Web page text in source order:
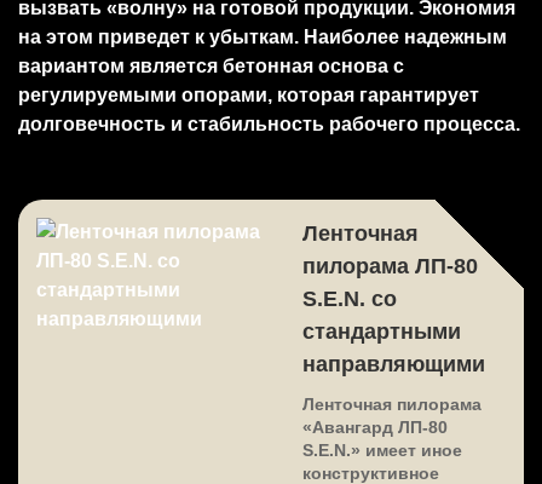
вызвать «волну» на готовой продукции. Экономия
на этом приведет к убыткам. Наиболее надежным
вариантом является бетонная основа с
регулируемыми опорами, которая гарантирует
долговечность и стабильность рабочего процесса.
Ленточная
пилорама ЛП-80
S.E.N. со
стандартными
направляющими
Ленточная пилорама
«Авангард ЛП-80
S.E.N.» имеет иное
конструктивное